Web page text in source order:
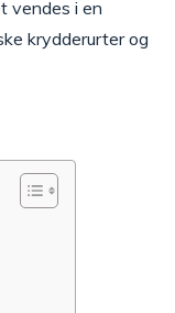
vendes i en
krydderurter og